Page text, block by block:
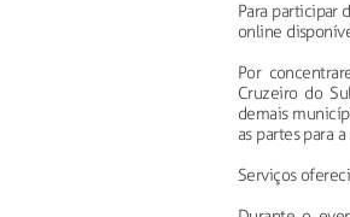
Para participar
online
Por
Cruzeiro do
demais
as partes para
Serviços